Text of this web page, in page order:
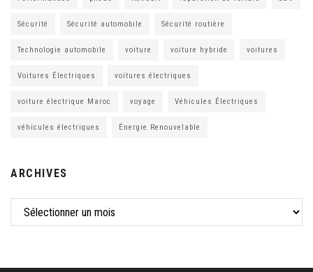
Sécurité Sécurité automobile Sécurité routière
Technologie automobile voiture voiture hybride voitures
Voitures Électriques voitures électriques
voiture électrique Maroc voyage Véhicules Électriques
véhicules électriques Énergie Renouvelable
ARCHIVES